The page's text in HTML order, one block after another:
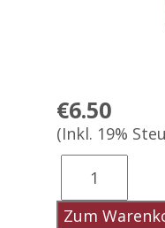
€6.50
(Inkl. 19%